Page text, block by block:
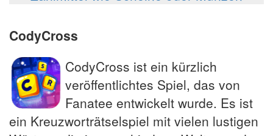
CodyCross
CodyCross ist ein kürzlich
veröffentlichtes Spiel, das von
Fanatee entwickelt wurde. Es ist
ein Kreuzworträtselspiel mit vielen lustigen